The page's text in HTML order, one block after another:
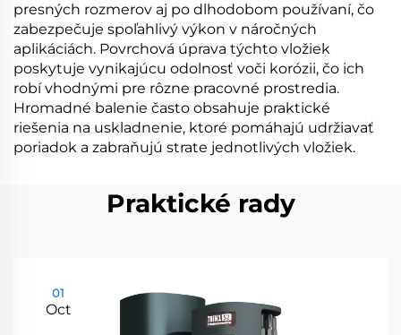
presných rozmerov aj po dlhodobom používaní, čo
zabezpečuje spoľahlivý výkon v náročných
aplikáciách. Povrchová úprava týchto vložiek
poskytuje vynikajúcu odolnosť voči korózii, čo ich
robí vhodnými pre rôzne pracovné prostredia.
Hromadné balenie často obsahuje praktické
riešenia na uskladnenie, ktoré pomáhajú udržiavať
poriadok a zabraňujú strate jednotlivých vložiek.
Praktické rady
01
Oct